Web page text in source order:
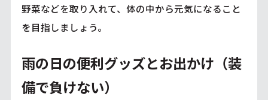
野菜などを取り入れて、体の中から元気になること
を目指しましょう。
雨の日の便利グッズとお出かけ（装
備で負けない）